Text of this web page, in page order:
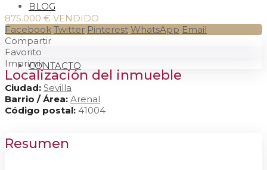
BLOG
CONTACTO
875.000 € VENDIDO
Facebook Twitter Pinterest WhatsApp Email
Compartir
Favorito
Imprimir
Localización del inmueble
Ciudad: Sevilla
Barrio / Área: Arenal
Código postal: 41004
Resumen